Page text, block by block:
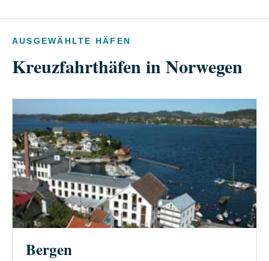
AUSGEWÄHLTE HÄFEN
Kreuzfahrthäfen in Norwegen
Bergen